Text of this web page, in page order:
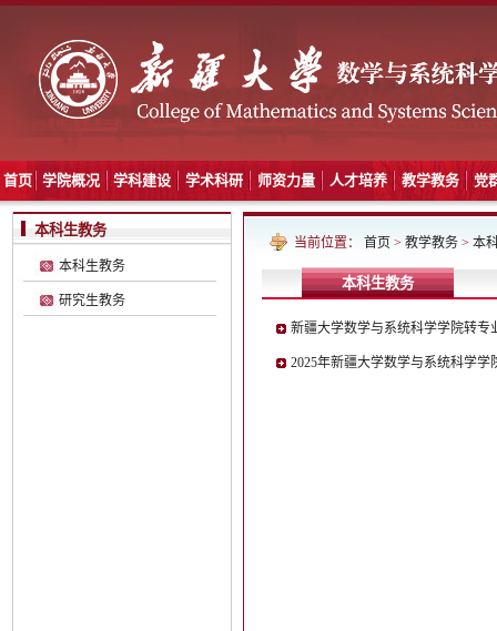
首页 学院概况 学科建设 学术科研 师资力量 人才培养 教学教务 党
本科生教务
本科生教务
研究生教务
当前位置： 首页 > 教学教务 > 本
本科生教务
新疆大学数学与系统科学学院转专
2025年新疆大学数学与系统科学